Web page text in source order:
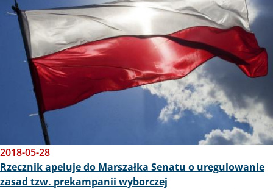
2018-05-28
Rzecznik apeluje do Marszałka Senatu o uregulowanie
zasad tzw. prekampanii wyborczej